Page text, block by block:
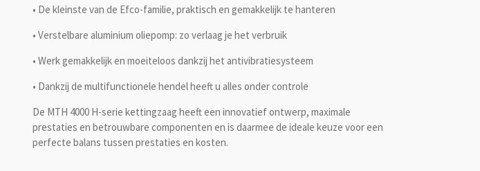
• De kleinste van de Efco-familie, praktisch en gemakkelijk te hanteren
• Verstelbare aluminium oliepomp: zo verlaag je het verbruik
• Werk gemakkelijk en moeiteloos dankzij het antivibratiesysteem
• Dankzij de multifunctionele hendel heeft u alles onder controle
De MTH 4000 H-serie kettingzaag heeft een innovatief ontwerp, maximale
prestaties en betrouwbare componenten en is daarmee de ideale keuze voor een
perfecte balans tussen prestaties en kosten.